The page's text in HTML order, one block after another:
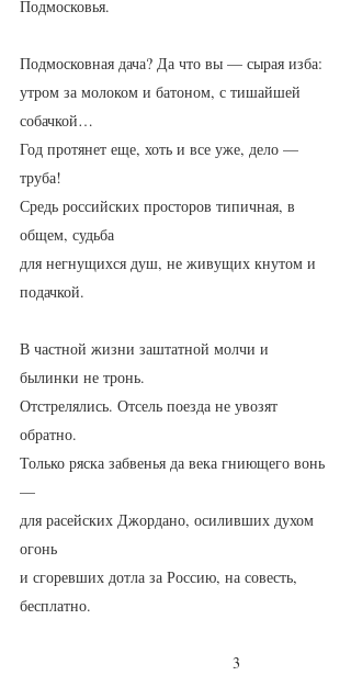
Подмосковья.
Подмосковная дача? Да что вы — сырая изба:
утром за молоком и батоном, с тишайшей
собачкой…
Год протянет еще, хоть и все уже, дело —
труба!
Средь российских просторов типичная, в
общем, судьба
для негнущихся душ, не живущих кнутом и
подачкой.
В частной жизни заштатной молчи и
былинки не тронь.
Отстрелялись. Отсель поезда не увозят
обратно.
Только ряска забвенья да века гниющего вонь
—
для расейских Джордано, осиливших духом
огонь
и сгоревших дотла за Россию, на совесть,
бесплатно.
3